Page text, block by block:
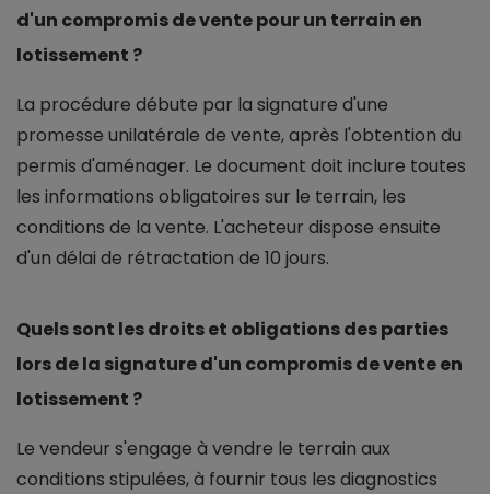
d'un compromis de vente pour un terrain en
lotissement ?
La procédure débute par la signature d'une
promesse unilatérale de vente, après l'obtention du
permis d'aménager. Le document doit inclure toutes
les informations obligatoires sur le terrain, les
conditions de la vente. L'acheteur dispose ensuite
d'un délai de rétractation de 10 jours.
Quels sont les droits et obligations des parties
lors de la signature d'un compromis de vente en
lotissement ?
Le vendeur s'engage à vendre le terrain aux
conditions stipulées, à fournir tous les diagnostics